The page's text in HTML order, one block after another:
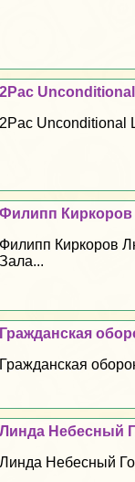
2Pac
2Pac Unconditional
Филипп
Филипп Киркоров
Зала...
Гражданская
Гражданская
Линда Небесный
Линда Небесный